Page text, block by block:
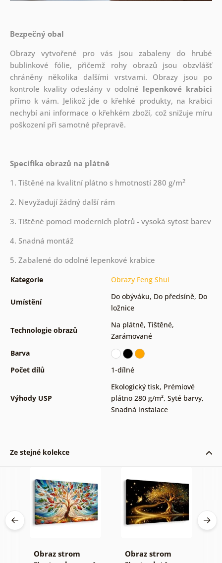
Bezpečný obal
Obrazy vytvořené pro vás jsou zabaleny do hrubé
bublinkové fólie, přičemž rohy obrazů jsou obzvlášť
chráněny několika dalšími vrstvami. Obrazy jsou po
kontrole kvality odeslány v odolné lepenkové krabici
přímo k vám. Jelikož jde o křehké produkty, na krabici
nechybí ani informace o křehkém zboží, což snižuje míru
poškození při samotné přepravě.
Specifika obrazů na plátně
1. Tištěné na kvalitní plátno s hmotností 280 g/m2
2. Nevyžadují žádný další rám
3. Tištěné pomocí moderních plotrů - vysoká sytost barev
4. Snadná montáž
5. Zabalené do odolné lepenkové krabice
Kategorie Obrazy Feng Shui
Umístění
Do obýváku, Do předsíně, Do
ložnice
Technologie obrazů
Na plátně, Tištěné,
Zarámované
Barva
Počet dílů
1-dílné
Výhody USP
Ekologický tisk, Prémiové
plátno 280 g/m², Syté barvy,
Snadná instalace
Ze stejné kolekce
Obraz strom
Obraz strom